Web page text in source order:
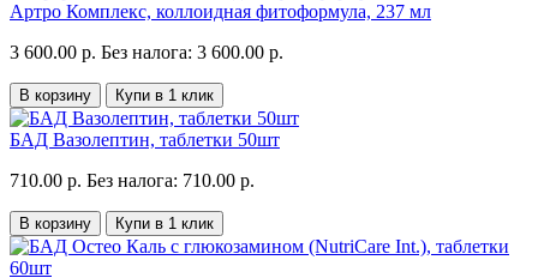
Артро Комплекс, коллоидная фитоформула, 237 мл
3 600.00 р. Без налога: 3 600.00 р.
В корзину Купи в 1 клик
БАД Вазолептин, таблетки 50шт
710.00 р. Без налога: 710.00 р.
В корзину Купи в 1 клик